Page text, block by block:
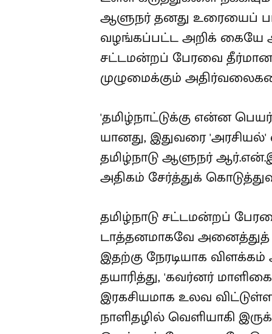
ஆளுநர் தனது உரையைப்
வழங்கப்பட்ட அறிக் கையே
சட்டமன்றப் பேரவை
முழுமைக்கும்
'தமிழ்நாட்டுக்கு என்ன
யானது, இதுவரை
தமிழ்நாடு ஆளுநர்
அதிகம் சேர்த்துக்
தமிழ்நாடு சட்டமன்றப்
டாத்தனமாகவே அனைத்துத்
இதற்கு நேரடியாக
தயாரித்து, 'கவர்னர்
இரகசியமாக உலவ
நாளிதழில் வெளியாகி